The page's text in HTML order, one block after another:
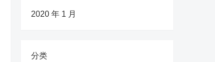
2020 年 1 月
分类